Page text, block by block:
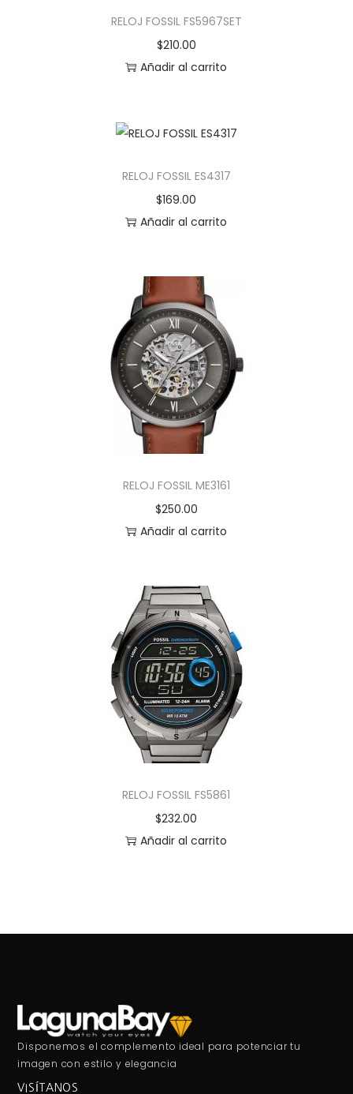
RELOJ FOSSIL FS5967SET
$210.00
Añadir al carrito
RELOJ FOSSIL ES4317
$169.00
Añadir al carrito
RELOJ FOSSIL ME3161
$250.00
Añadir al carrito
RELOJ FOSSIL FS5861
$232.00
Añadir al carrito
Disponemos el complemento ideal para potenciar tu
imagen con estilo y elegancia
VISÍTANOS